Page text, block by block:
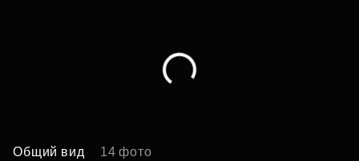
Общий вид 14 фото